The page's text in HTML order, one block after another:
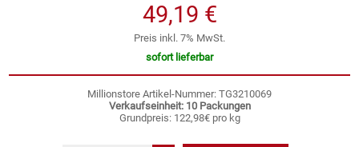
Convenience Obst & Gemüse49,19 €
Preis inkl. 7% MwSt.
sofort lieferbar
Millionstore Artikel-Nummer: TG3210069
Verkaufseinheit: 10 Packungen
Grundpreis: 122,98€ pro kg